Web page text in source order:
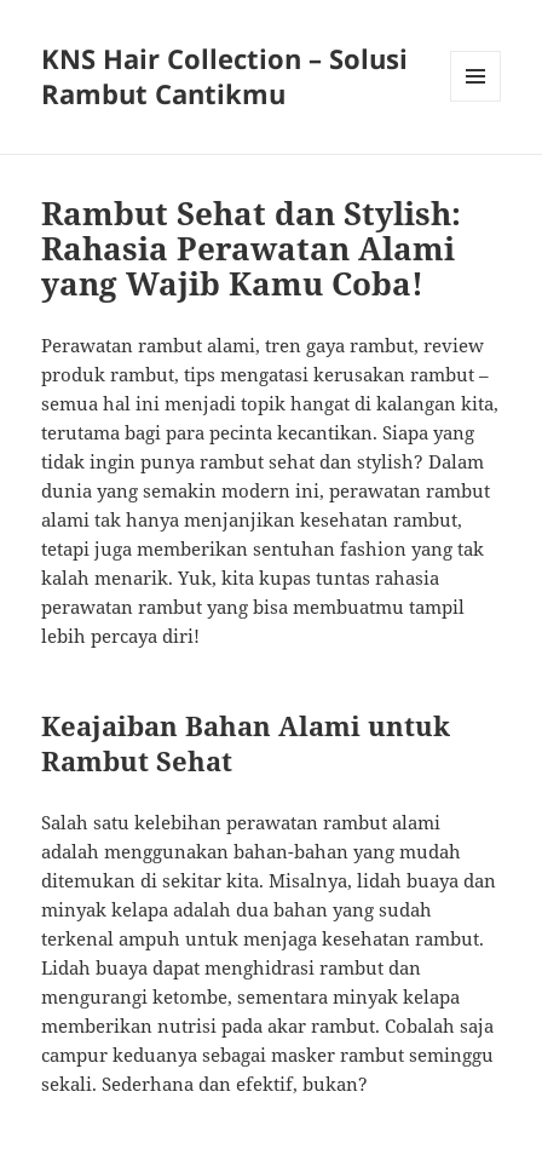
KNS Hair Collection – Solusi
Rambut Cantikmu
Rambut Sehat dan Stylish:
Rahasia Perawatan Alami
yang Wajib Kamu Coba!
Perawatan rambut alami, tren gaya rambut, review
produk rambut, tips mengatasi kerusakan rambut –
semua hal ini menjadi topik hangat di kalangan kita,
terutama bagi para pecinta kecantikan. Siapa yang
tidak ingin punya rambut sehat dan stylish? Dalam
dunia yang semakin modern ini, perawatan rambut
alami tak hanya menjanjikan kesehatan rambut,
tetapi juga memberikan sentuhan fashion yang tak
kalah menarik. Yuk, kita kupas tuntas rahasia
perawatan rambut yang bisa membuatmu tampil
lebih percaya diri!
Keajaiban Bahan Alami untuk
Rambut Sehat
Salah satu kelebihan perawatan rambut alami
adalah menggunakan bahan-bahan yang mudah
ditemukan di sekitar kita. Misalnya, lidah buaya dan
minyak kelapa adalah dua bahan yang sudah
terkenal ampuh untuk menjaga kesehatan rambut.
Lidah buaya dapat menghidrasi rambut dan
mengurangi ketombe, sementara minyak kelapa
memberikan nutrisi pada akar rambut. Cobalah saja
campur keduanya sebagai masker rambut seminggu
sekali. Sederhana dan efektif, bukan?